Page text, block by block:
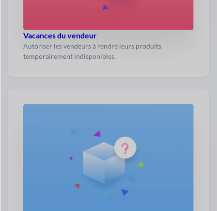
Vacances du vendeur
Autoriser les vendeurs à rendre leurs produits
temporairement indisponibles.